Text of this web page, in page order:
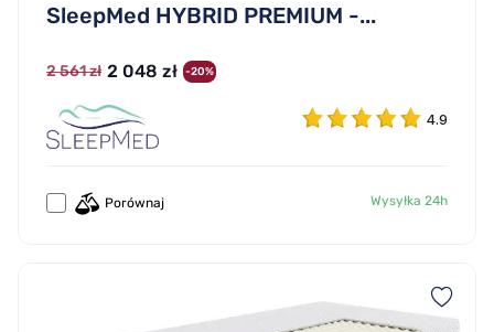
SleepMed HYBRID PREMIUM -...
2 561 zł 2 048 zł -20%
4.9
Porównaj Wysyłka 24h